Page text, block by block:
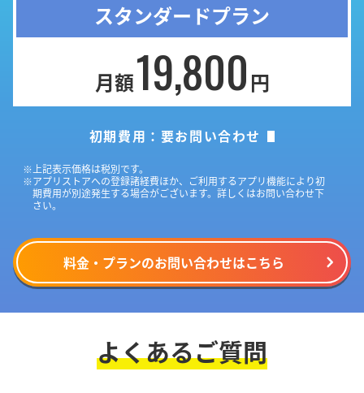
スタンダードプラン
月額19,800円
初期費用：要お問い合わせ
※上記表示価格は税別です。
※アプリストアへの登録諸経費ほか、ご利用するアプリ機能により初
期費用が別途発生する場合がございます。 詳しくはお問い合わせ下
さい。
料金・プランのお問い合わせはこちら
よくあるご質問